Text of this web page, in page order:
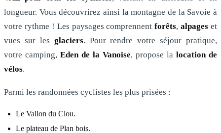
longueur. Vous découvrirez ainsi la montagne de la Savoie à
votre rythme ! Les paysages comprennentforêts,alpages et
vues sur les glaciers. Pour rendre votre séjour pratique,
votre camping, Eden de la Vanoise, propose la location de
vélos.
Parmi les randonnées cyclistes les plus prisées :
Le Vallon du Clou.
Le plateau de Plan bois.